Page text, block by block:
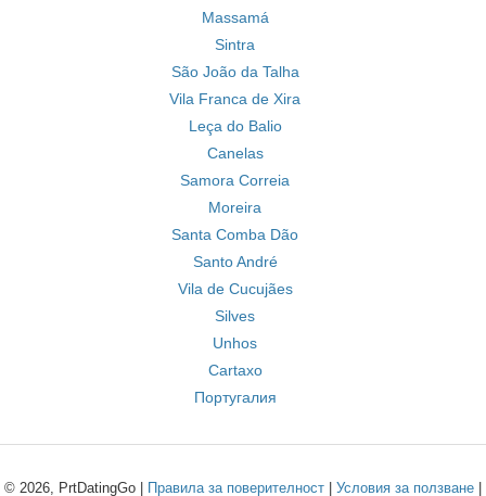
Massamá
Sintra
São João da Talha
Vila Franca de Xira
Leça do Balio
Canelas
Samora Correia
Moreira
Santa Comba Dão
Santo André
Vila de Cucujães
Silves
Unhos
Cartaxo
Португалия
© 2026, PrtDatingGo | Правила за поверителност Условия за ползване